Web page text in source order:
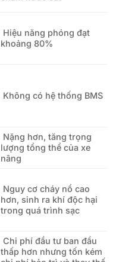
Hiệu năng phóng đạt
khoảng 80%
Không có hệ thống BMS
Nặng hơn, tăng trọng
lượng tổng thể của xe
nâng
Nguy cơ cháy nổ cao
hơn, sinh ra khí độc hại
trong quá trình sạc
Chi phí đầu tư ban đầu
thấp hơn nhưng tốn kém